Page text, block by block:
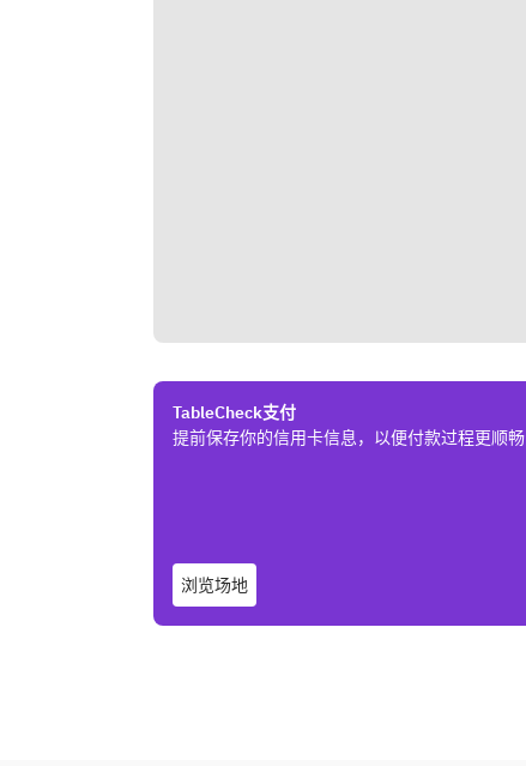
TableCheck支付
提前保存你的信用卡信息，以便付款过程更顺畅
浏览场地